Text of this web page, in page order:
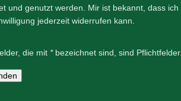
und genutzt werden. Mir ist bekannt, dass ich
jederzeit widerrufen kann.
die mit *bezeichnet sind, sind Pflichtfelder.